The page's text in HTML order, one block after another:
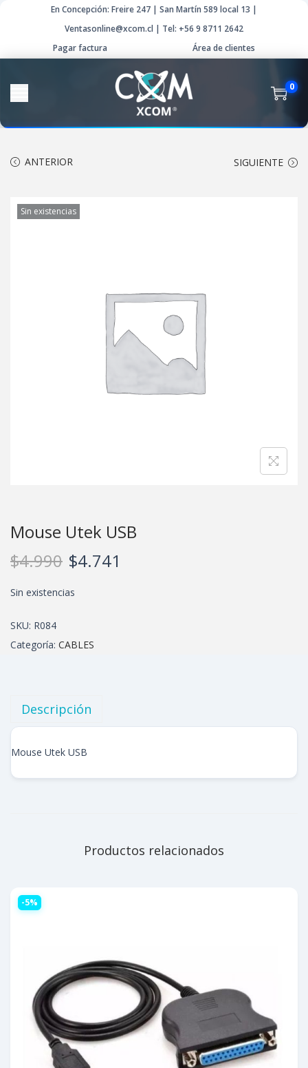
En Concepción: Freire 247 | San Martín 589 local 13 |
Ventasonline@xcom.cl | Tel: +56 9 8711 2642
Pagar factura
Área de clientes
0
ANTERIOR SIGUIENTE
Sin existencias
Mouse Utek USB
$4.990 $4.741
Sin existencias
SKU: R084
Categoría: CABLES
Descripción
Mouse Utek USB
Productos relacionados
-5%